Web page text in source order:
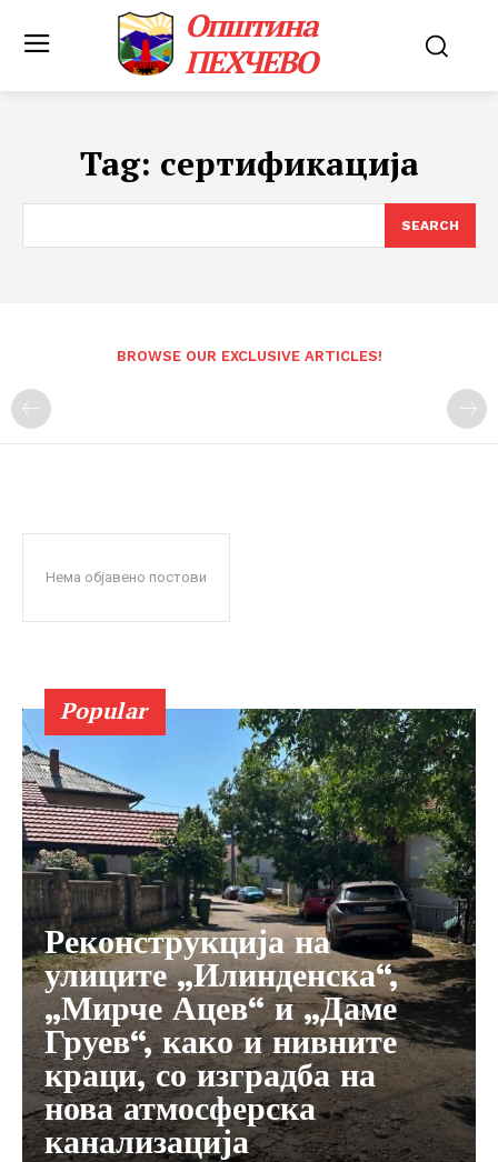
Општина
ПЕХЧЕВО
Tag: сертификација
SEARCH
BROWSE OUR EXCLUSIVE ARTICLES!
Нема објавено постови
Popular
Реконструкција на
улиците „Илинденска“,
„Мирче Ацев“ и „Даме
Груев“, како и нивните
краци, со изградба на
нова атмосферска
канализација